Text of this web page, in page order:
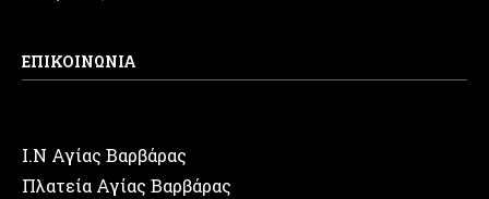
ΕΠΙΚΟΙΝΩΝΙΑ
Ι.Ν Αγίας Βαρβάρας
Πλατεία Αγίας Βαρβάρας